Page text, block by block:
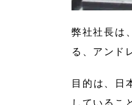
弊社社長は
る、アンド
目的は、日